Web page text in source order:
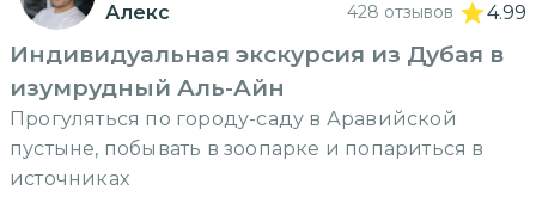
Алекс 428 отзывов 4.99
Индивидуальная экскурсия из Дубая в
изумрудный Аль-Айн
Прогуляться по городу-саду в Аравийской
пустыне, побывать в зоопарке и попариться в
источниках